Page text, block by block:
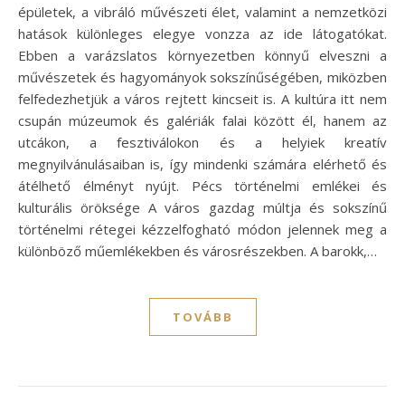
épületek, a vibráló művészeti élet, valamint a nemzetközi
hatások különleges elegye vonzza az ide látogatókat.
Ebben a varázslatos környezetben könnyű elveszni a
művészetek és hagyományok sokszínűségében, miközben
felfedezhetjük a város rejtett kincseit is. A kultúra itt nem
csupán múzeumok és galériák falai között él, hanem az
utcákon, a fesztiválokon és a helyiek kreatív
megnyilvánulásaiban is, így mindenki számára elérhető és
átélhető élményt nyújt. Pécs történelmi emlékei és
kulturális öröksége A város gazdag múltja és sokszínű
történelmi rétegei kézzelfogható módon jelennek meg a
különböző műemlékekben és városrészekben. A barokk,…
TOVÁBB